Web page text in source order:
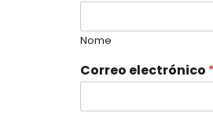
Nome
Correo electrónico *